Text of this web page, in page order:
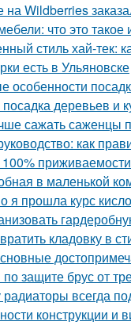
Wildberries
что это
стиль хай-тек:
есть в Ульяновске
особенности
деревьев и
сажать саженцы
как
в маленькой
я прошла курс
кладовку в
защите брус от
всегда
конструкции и